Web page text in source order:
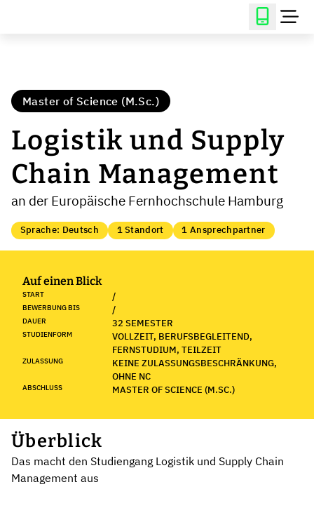
Master of Science (M.Sc.)
Logistik und Supply
Chain Management
an der Europäische Fernhochschule Hamburg
Sprache: Deutsch 1 Standort 1 Ansprechpartner
Auf einen Blick
START /
BEWERBUNG BIS /
DAUER 32 SEMESTER
STUDIENFORM
VOLLZEIT, BERUFSBEGLEITEND,
FERNSTUDIUM, TEILZEIT
ZULASSUNG
KEINE ZULASSUNGSBESCHRÄNKUNG,
OHNE NC
ABSCHLUSS MASTER OF SCIENCE (M.SC.)
Überblick
Das macht den Studiengang Logistik und Supply Chain
Management aus